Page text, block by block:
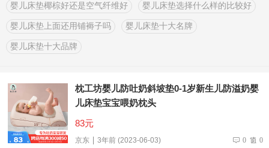
婴儿床垫椰棕好还是空气纤维好 婴儿床垫选择什么样的比较好
婴儿床垫上面还用铺褥子吗 婴儿床垫十大名牌
婴儿床垫十大品牌
枕工坊婴儿防吐奶斜坡垫0-1岁新生儿防溢奶婴
儿床垫宝宝喂奶枕头
83元
京东 3年前 (2023-06-03) 0 0